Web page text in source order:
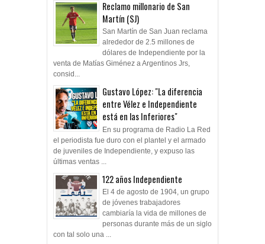
Reclamo millonario de San
Martín (SJ)
San Martín de San Juan reclama
alrededor de 2.5 millones de
dólares de Independiente por la
venta de Matías Giménez a Argentinos Jrs,
consid...
Gustavo López: "La diferencia
entre Vélez e Independiente
está en las Inferiores"
En su programa de Radio La Red
el periodista fue duro con el plantel y el armado
de juveniles de Independiente, y expuso las
últimas ventas ...
122 años Independiente
El 4 de agosto de 1904, un grupo
de jóvenes trabajadores
cambiaría la vida de millones de
personas durante más de un siglo
con tal solo una ...